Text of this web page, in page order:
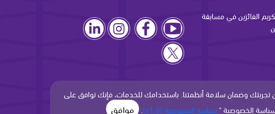
الفائزين في مسابقة
وضمان سلامة أنظمتنا. باستخدامك للخدمات، فإنك توافق على
الخصوصية "سياسة الخصوصية (v1.0) . موافق